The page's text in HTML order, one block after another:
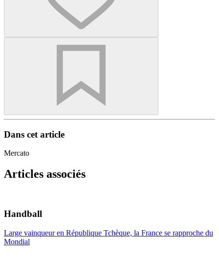
Dans cet article
Mercato
Articles associés
Handball
Large vainqueur en République Tchèque, la France se rapproche du
Mondial